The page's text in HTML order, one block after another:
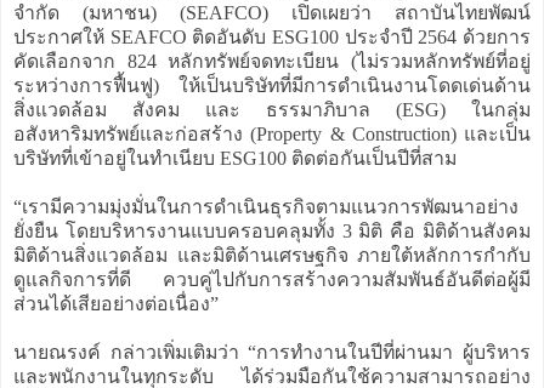
จำกัด (มหาชน) (SEAFCO) เปิดเผยว่า สถาบันไทยพัฒน์
ประกาศให้ SEAFCO ติดอันดับ ESG100 ประจำปี 2564 ด้วยการ
คัดเลือกจาก 824 หลักทรัพย์จดทะเบียน (ไม่รวมหลักทรัพย์ที่อยู่
ระหว่างการฟื้นฟู) ให้เป็นบริษัทที่มีการดำเนินงานโดดเด่นด้าน
สิ่งแวดล้อม สังคม และ ธรรมาภิบาล (ESG) ในกลุ่ม
อสังหาริมทรัพย์และก่อสร้าง (Property & Construction) และเป็น
บริษัทที่เข้าอยู่ในทำเนียบ ESG100 ติดต่อกันเป็นปีที่สาม
“เรามีความมุ่งมั่นในการดำเนินธุรกิจตามแนวการพัฒนาอย่าง
ยั่งยืน โดยบริหารงานแบบครอบคลุมทั้ง 3 มิติ คือ มิติด้านสังคม
มิติด้านสิ่งแวดล้อม และมิติด้านเศรษฐกิจ ภายใต้หลักการกำกับ
ดูแลกิจการที่ดี ควบคู่ไปกับการสร้างความสัมพันธ์อันดีต่อผู้มี
ส่วนได้เสียอย่างต่อเนื่อง”
นายณรงค์ กล่าวเพิ่มเติมว่า “การทำงานในปีที่ผ่านมา ผู้บริหาร
และพนักงานในทุกระดับ ได้ร่วมมือกันใช้ความสามารถอย่าง